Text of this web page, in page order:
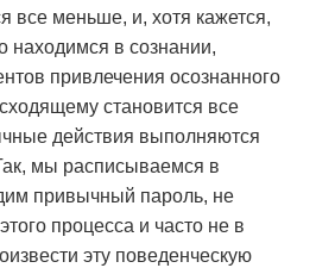
все меньше, и, хотя кажется,
находимся в сознании,
привлечения осознанного
становится все
действия выполняются
мы расписываемся в
привычный пароль, не
процесса и часто не в
эту поведенческую